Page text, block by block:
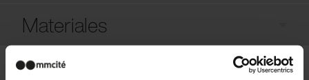
Materiales
Para descargar